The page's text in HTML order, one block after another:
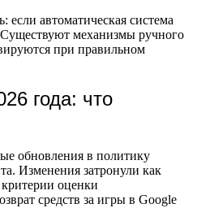
автоматическая система
Существуют механизмы ручного
при правильном
года: что
обновления в политику
Изменения затронули как
оценки
средств за игры в Google